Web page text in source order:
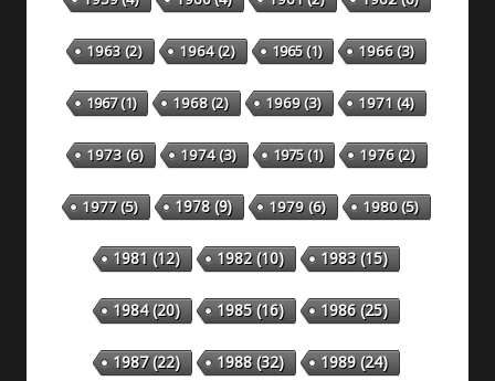
1963(2) 1964(2) 1965(1) 1966(3)
1967(1) 1968(2) 1969(3) 1971 (4)
1973(6) 1974(3) 1975(1) 1976(2)
1977(5) 1978(9) 1979(6) 1980(5)
1981 (12) 1982(10) 1983(15)
1984(20) 1985(16) 1986(25)
1987(22) 1988(32) 1989(24)